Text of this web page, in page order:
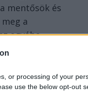
or processing of your
use the below opt-out
mentősök és
a
agyába
alá
amit a